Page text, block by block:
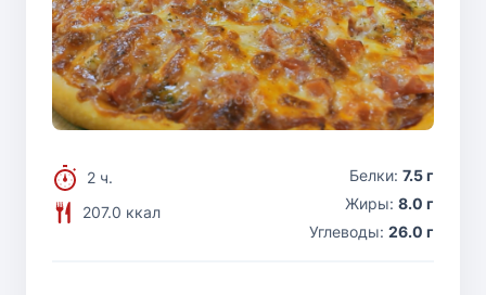
2 ч.
207.0 ккал
Белки: 7.5 г
Жиры: 8.0 г
Углеводы: 26.0 г